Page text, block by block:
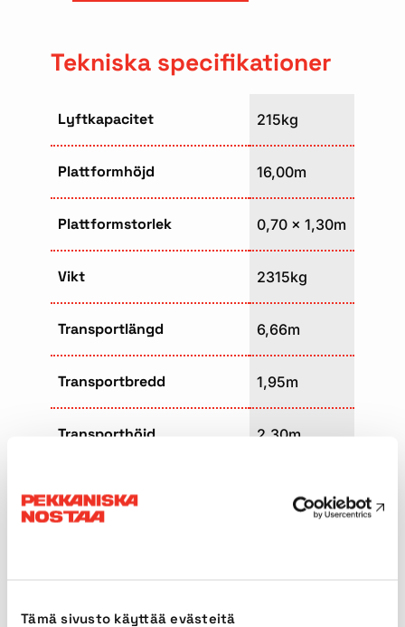
Tämä sivusto käyttää evästeitä
Tekniska specifikationer
Lyftkapacitet 215kg
Plattformhöjd 16,00m
Plattformstorlek 0,70 x 1,30m
Vikt 2315kg
Transportlängd 6,66m
Transportbredd 1,95m
Transporthöjd 2,30m
4,30m
Drivkraft (sekundär)